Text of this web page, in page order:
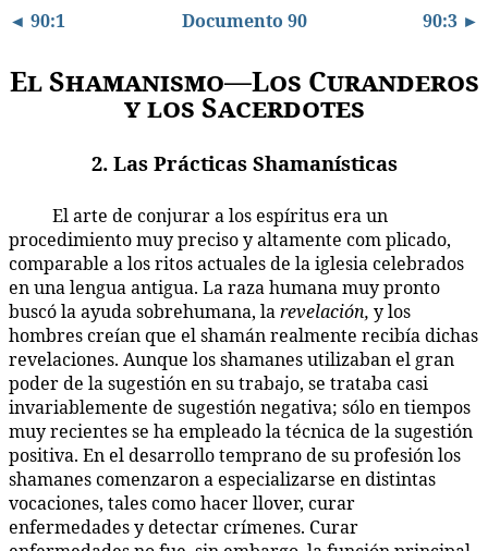
◄ 90:1 Documento 90 90:3 ►
El Shamanismo—Los Curanderos
y los Sacerdotes
2. Las Prácticas Shamanísticas
El arte de conjurar a los espíritus era un
procedimiento muy preciso y altamente com plicado,
comparable a los ritos actuales de la iglesia celebrados
en una lengua antigua. La raza humana muy pronto
buscó la ayuda sobrehumana, larevelación, y los
hombres creían que el shamán realmente recibía dichas
revelaciones. Aunque los shamanes utilizaban el gran
poder de la sugestión en su trabajo, se trataba casi
invariablemente de sugestión negativa; sólo en tiempos
muy recientes se ha empleado la técnica de la sugestión
positiva. En el desarrollo temprano de su profesión los
shamanes comenzaron a especializarse en distintas
vocaciones, tales como hacer llover, curar
enfermedades y detectar crímenes. Curar